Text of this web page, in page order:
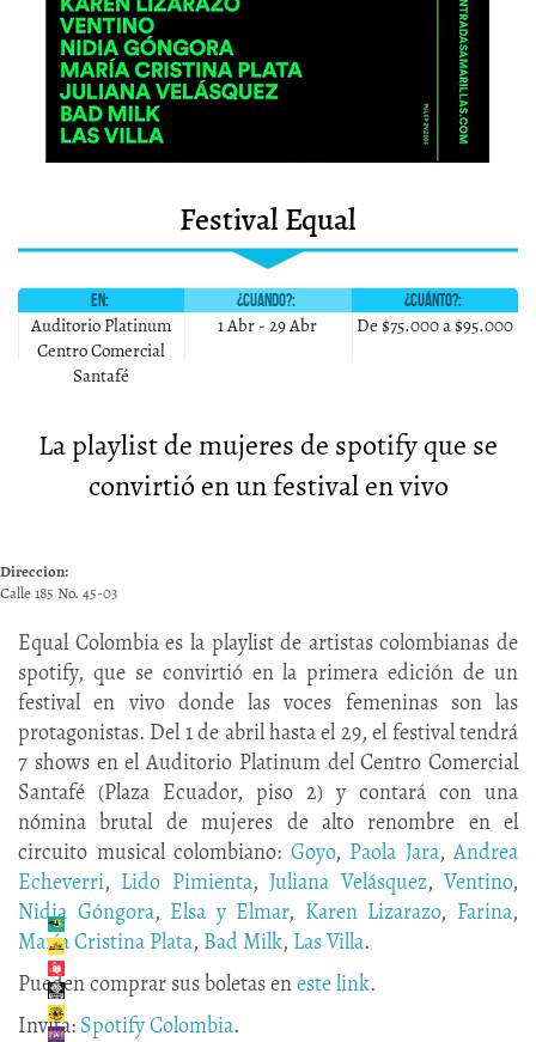
Festival Equal
EN:
Auditorio Platinum
Centro Comercial
Santafé
¿CUANDO?:
1 Abr -29 Abr
¿CUÁNTO?:
De $75.000 a $95.000
La playlist de mujeres de spotify que se
convirtió en un festival en vivo
Direccion:
Calle 185 No. 45-03
Equal Colombia es la playlist de artistas colombianas de
spotify, que se convirtió en la primera edición de un
festival en vivo donde las voces femeninas son las
protagonistas. Del 1 de abril hasta el 29, el festival tendrá
7 shows en el Auditorio Platinum del Centro Comercial
Santafé (Plaza Ecuador, piso 2) y contará con una
nómina brutal de mujeres de alto renombre en el
circuito musical colombiano: Goyo, Paola Jara,Andrea
Echeverri, Lido Pimienta, Juliana Velásquez,Ventino,
Nidia Góngora, Elsa y Elmar, Karen Lizarazo, Farina,
María Cristina Plata, Bad Milk, Las Villa.
Pueden comprar sus boletas eneste link.
Invita: Spotify Colombia.